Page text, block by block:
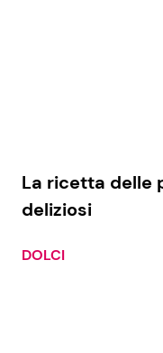
La ricetta delle
deliziosi
DOLCI